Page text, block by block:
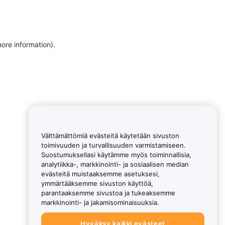
information).
Välttämättömiä evästeitä käytetään sivuston
toimivuuden ja turvallisuuden varmistamiseen.
Suostumuksellasi käytämme myös toiminnallisia,
analytiikka-, markkinointi- ja sosiaalisen median
evästeitä muistaaksemme asetuksesi,
ymmärtääksemme sivuston käyttöä,
parantaaksemme sivustoa ja tukeaksemme
markkinointi- ja jakamisominaisuuksia.